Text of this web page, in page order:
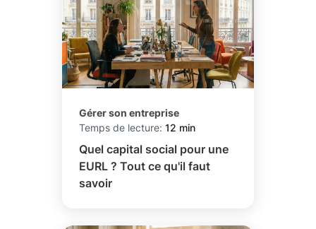
Gérer son entreprise
Temps de lecture: 12 min
Quel capital social pour une
EURL ? Tout ce qu'il faut
savoir